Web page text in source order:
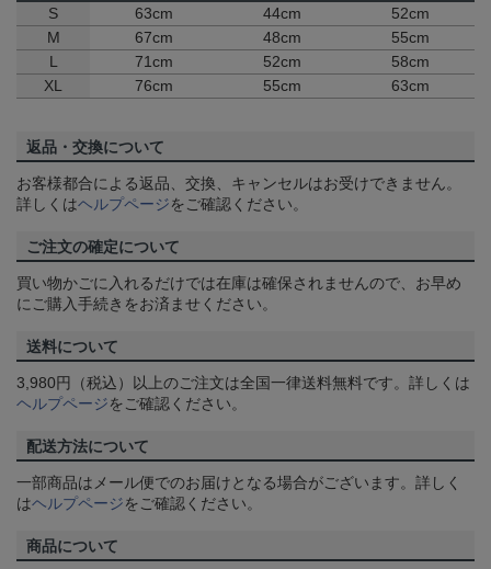
S 63cm 44cm
52cm
M
67cm 48cm
55cm
L
71cm 52cm
58cm
XL
76cm 55cm 63cm
返品・交換について
お客様都合による返品、交換、キャンセルはお受けできません。
詳しくはヘルプページをご確認ください。
ご注文の確定について
買い物かごに入れるだけでは在庫は確保されませんので、お早め
にご購入手続きをお済ませください。
送料について
3,980円（税込）以上のご注文は全国一律送料無料です。詳しくは
ヘルプページをご確認ください。
配送方法について
一部商品はメール便でのお届けとなる場合がございます。詳しく
はヘルプページをご確認ください。
商品について